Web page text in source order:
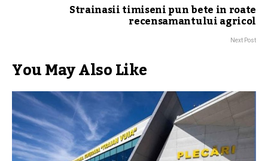
Strainasii timiseni pun bete in roate
recensamantului agricol
Next Post
You May Also Like